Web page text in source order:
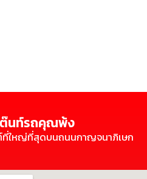
ต๊นท์รถคุณพ้ง
ที่ใหญ่ที่สุดบนถนนกาญจนาภิเษก